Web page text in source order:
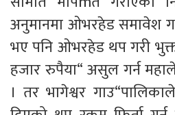
अनुमानमा ओभरहेड समावेश
भए पनि ओभरहेड थप गरी
हजार रुपैया“ असुल गर्न
। तर भागेश्वर